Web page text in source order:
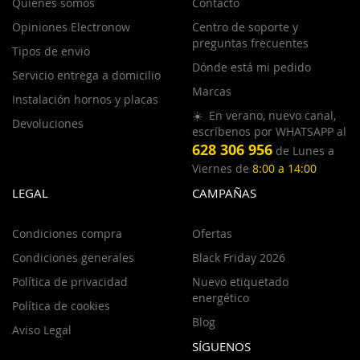
Opiniones Electronow
Tipos de envio
Servicio entrega a domicilio
Instalación hornos y placas
Devoluciones
Centro de soporte y
preguntas frecuentes
Dónde está mi pedido
Marcas
☀️ En verano, nuevo canal,
escríbenos por WHATSAPP al
628 306 956 de Lunes a
Viernes de 8:00 a 14:00
LEGAL
Condiciones compra
Condiciones generales
Política de privacidad
Política de cookies
Aviso Legal
CAMPAÑAS
Ofertas
Black Friday 2026
Nuevo etiquetado
energético
Blog
SÍGUENOS